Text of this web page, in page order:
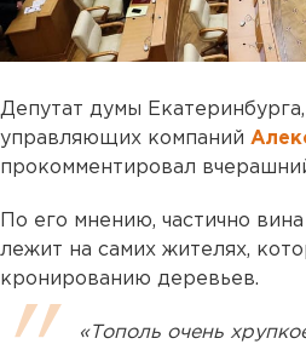
Депутат думы
управляющих компаний
прокомментировал
По его мнению, частично
лежит на самих жителях,
кронированию деревьев.
«Тополь очень